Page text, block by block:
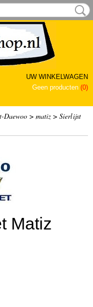
UW WINKELWAGEN
Geen producten (0)
Daewoo > matiz> Sierlijst
Matiz